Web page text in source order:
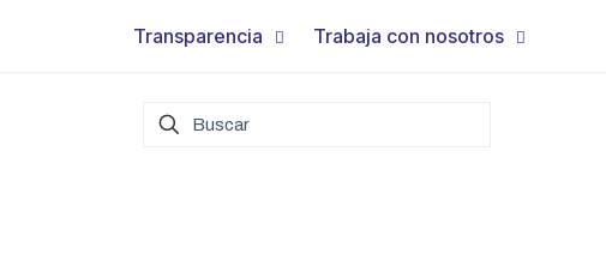
Transparencia Trabaja con nosotros